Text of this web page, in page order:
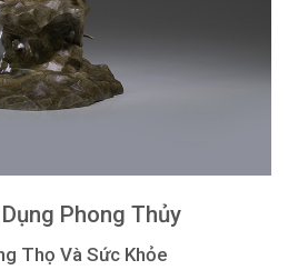
Phong Thủy
Thọ Và Sức Khỏe